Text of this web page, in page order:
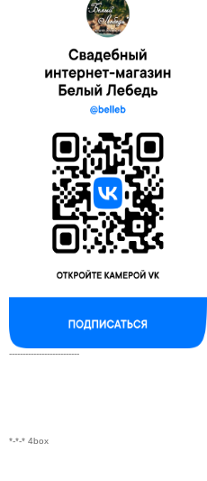
--------------------------
*-*-* 4box